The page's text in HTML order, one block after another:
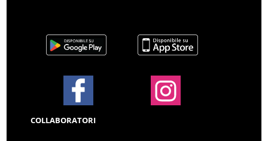
COLLABORATORI